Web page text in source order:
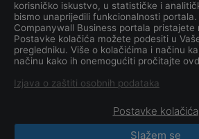
Koji je datum
tvrtkeGJERGJAJ PEK
d.o.o.?
CompanyWall Business © 2026
korisničko iskustvo, u statističke i
bismo unaprijedili funkcionalnosti portala.
Companywall Business portala
Postavke kolačića možete podesiti u
pregledniku. Više o kolačićima i načinu
načinu kako ih onemogućiti pročitajte
Izjava o zaštiti osobnih podataka
Postavke kolačića
Slažem se